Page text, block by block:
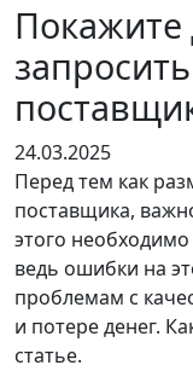
Покажите
24.03.2025
Перед тем как
поставщика,
этого
ведь ошибки на
проблемам с
и потере денег.
статье.